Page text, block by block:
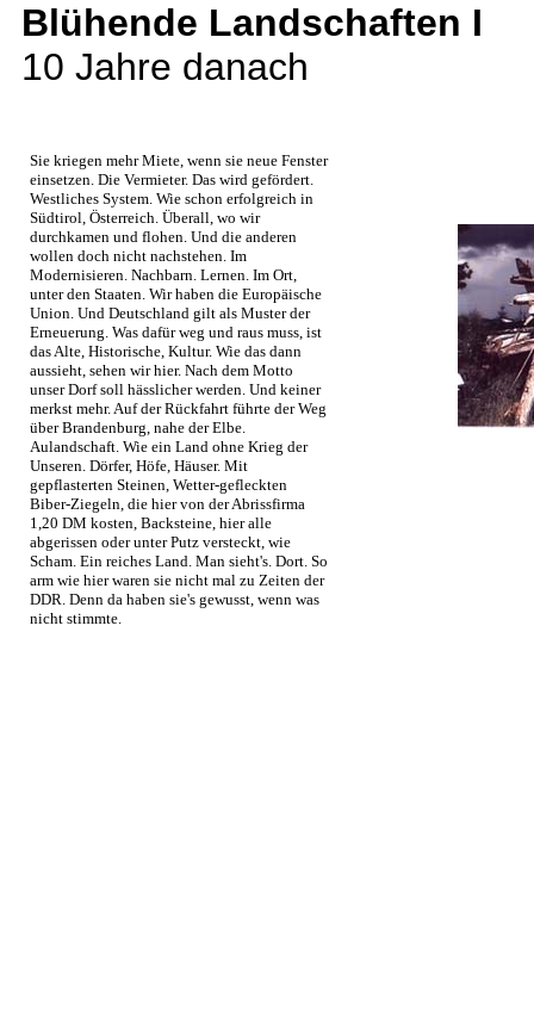
Blühende Landschaften I
10 Jahre danach
Sie kriegen mehr Miete, wenn sie neue Fenster
einsetzen. Die Vermieter. Das wird gefördert.
Westliches System. Wie schon erfolgreich in
Südtirol, Österreich. Überall, wo wir
durchkamen und flohen. Und die anderen
wollen doch nicht nachstehen. Im
Modernisieren. Nachbarn. Lernen. Im Ort,
unter den Staaten. Wir haben die Europäische
Union. Und Deutschland gilt als Muster der
Erneuerung. Was dafür weg und raus muss, ist
das Alte, Historische, Kultur. Wie das dann
aussieht, sehen wir hier. Nach dem Motto
unser Dorf soll hässlicher werden. Und keiner
merkst mehr. Auf der Rückfahrt führte der Weg
über Brandenburg, nahe der Elbe.
Aulandschaft. Wie ein Land ohne Krieg der
Unseren. Dörfer, Höfe, Häuser. Mit
gepflasterten Steinen, Wetter-gefleckten
Biber-Ziegeln, die hier von der Abrissfirma
1,20 DM kosten, Backsteine, hier alle
abgerissen oder unter Putz versteckt, wie
Scham. Ein reiches Land. Man sieht's. Dort. So
arm wie hier waren sie nicht mal zu Zeiten der
DDR. Denn da haben sie's gewusst, wenn was
nicht stimmte.